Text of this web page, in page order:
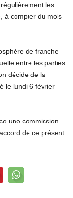
les
à compter du mois
de franche
entre les parties.
décide de la
le lundi 6 février
une commission
de ce présent